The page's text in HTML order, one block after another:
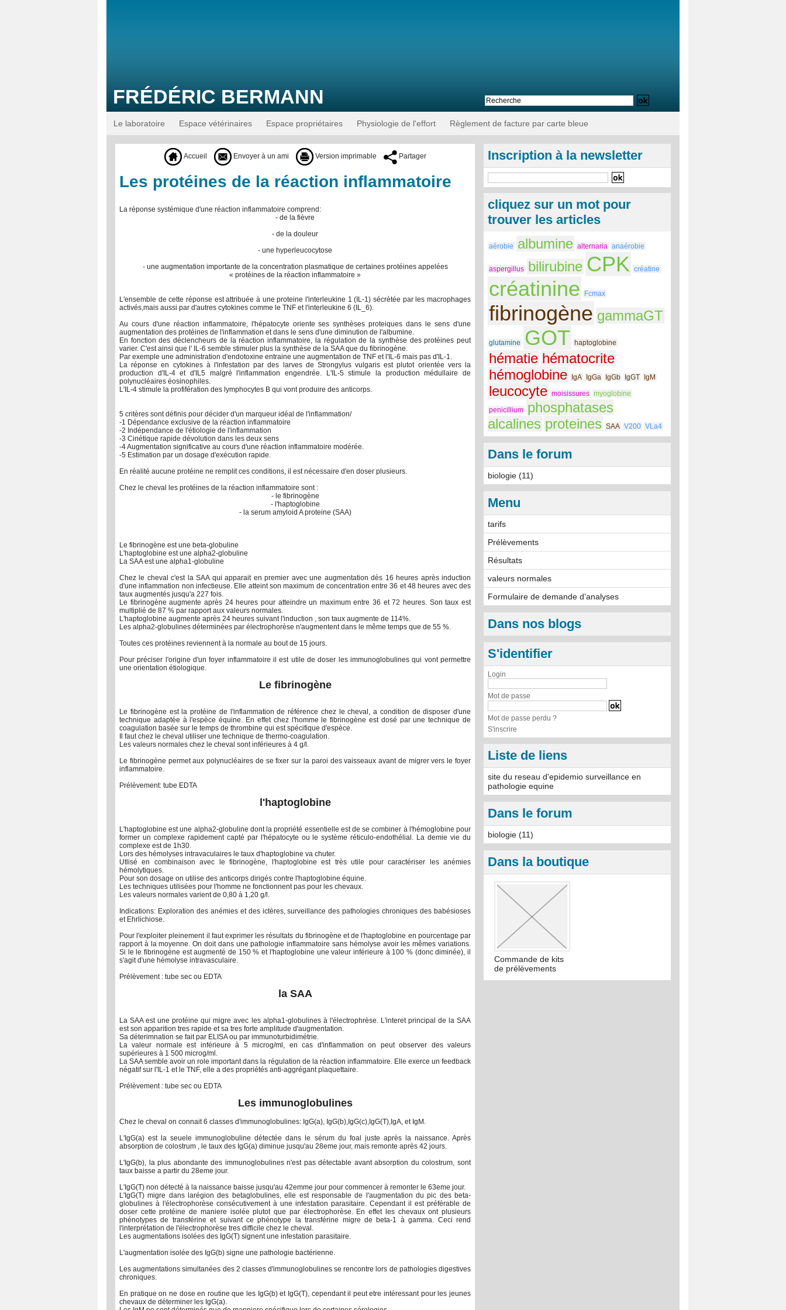
FRÉDÉRIC BERMANN
Le laboratoire Espace vétérinaires Espace propriétaires Physiologie de l'effort Règlement de facture par carte bleue
Accueil Envoyer à un ami Version imprimable Partager
Les protéines de la réaction inflammatoire
La réponse systémique d'une réaction inflammatoire comprend:
- de la fièvre
- de la douleur
- une hyperleucocytose
- une augmentation importante de la concentration plasmatique de certaines protéines appelées
« protéines de la réaction inflammatoire »
L'ensemble de cette réponse est attribuée à une proteine l'interleukine 1 (IL-1) sécrètée par les macrophages
activés,mais aussi par d'autres cytokines comme le TNF et l'interleukine 6 (IL_6).
Au cours d'une réaction inflammatoire, l'hépatocyte oriente ses synthèses proteiques dans le sens d'une
augmentation des protéines de l'inflammation et dans le sens d'une diminution de l'albumine.
En fonction des déclencheurs de la réaction inflammatoire, la régulation de la synthèse des protéines peut
varier. C'est ainsi que l' IL-6 semble stimuler plus la synthèse de la SAA que du fibrinogène.
Par exemple une administration d'endotoxine entraine une augmentation de TNF et l'IL-6 mais pas d'IL-1.
La réponse en cytokines à l'infestation par des larves de Strongylus vulgaris est plutot orientée vers la
production d'IL-4 et d'IL5 malgré l'inflammation engendrée. L'IL-5 stimule la production médullaire de
polynucléaires éosinophiles.
L'IL-4 stimule la profifération des lymphocytes B qui vont produire des anticorps.
5 critères sont définis pour décider d'un marqueur idéal de l'inflammation/
-1 Dépendance exclusive de la réaction inflammatoire
-2 Indépendance de l'étiologie de l'inflammation
-3 Cinétique rapide dévolution dans les deux sens
-4 Augmentation significative au cours d'une réaction inflammatoire modérée.
-5 Estimation par un dosage d'exécution rapide.
En réalité aucune protéine ne remplit ces conditions, il est nécessaire d'en doser plusieurs.
Chez le cheval les protéines de la réaction inflammatoire sont :
- le fibrinogène
- l'haptoglobine
- la serum amyloid A proteine (SAA)
Le fibrinogène est une beta-globuline
L'haptoglobine est une alpha2-globuline
La SAA est une alpha1-globuline
Chez le cheval c'est la SAA qui apparait en premier avec une augmentation dès 16 heures après induction
d'une inflammation non infectieuse. Elle atteint son maximum de concentration entre 36 et 48 heures avec des
taux augmentés jusqu'a 227 fois.
Le fibrinogène augmente après 24 heures pour atteindre un maximum entre 36 et 72 heures. Son taux est
multiplié de 87 % par rapport aux valeurs normales.
L'haptoglobine augmente après 24 heures suivant l'induction , son taux augmente de 114%.
Les alpha2-globulines déterminées par électrophorèse n'augmentent dans le même temps que de 55 %.
Toutes ces protéines reviennent à la normale au bout de 15 jours.
Pour préciser l'origine d'un foyer inflammatoire il est utile de doser les immunoglobulines qui vont permettre
une orientation étiologique.
Le fibrinogène
Le fibrinogène est la protéine de l'inflammation de référence chez le cheval, a condition de disposer d'une
technique adaptée à l'espèce équine. En effet chez l'homme le fibrinogène est dosé par une technique de
coagulation basée sur le temps de thrombine qui est spécifique d'espèce.
Il faut chez le cheval utiliser une technique de thermo-coagulation.
Les valeurs normales chez le cheval sont inférieures à 4 g/l.
Le fibrinogène permet aux polynucléaires de se fixer sur la paroi des vaisseaux avant de migrer vers le foyer
inflammatoire.
Prélèvement: tube EDTA
l'haptoglobine
L'haptoglobine est une alpha2-globuline dont la propriété essentielle est de se combiner à l'hémoglobine pour
former un complexe rapidement capté par l'hépatocyte ou le système réticulo-endothélial. La demie vie du
complexe est de 1h30.
Lors des hémolyses intravaculaires le taux d'haptoglobine va chuter.
Utlisé en combinaison avec le fibrinogène, l'haptoglobine est très utile pour caractériser les anémies
hémolytiques.
Pour son dosage on utilise des anticorps dirigés contre l'haptoglobine équine.
Les techniques utilisées pour l'homme ne fonctionnent pas pour les chevaux.
Les valeurs normales varient de 0,80 à 1,20 g/l.
Indications: Exploration des anémies et des ictères, surveillance des pathologies chroniques des babésioses
et Ehrlichiose.
Pour l'exploiter pleinement il faut exprimer les résultats du fibrinogène et de l'haptoglobine en pourcentage par
rapport à la moyenne. On doit dans une pathologie inflammatoire sans hémolyse avoir les mêmes variations.
Si le le fibrinogène est augmenté de 150 % et l'haptoglobine une valeur inférieure à 100 % (donc diminée), il
s'agit d'une hémolyse intravasculaire.
Prélèvement : tube sec ou EDTA
la SAA
La SAA est une protéine qui migre avec les alpha1-globulines à l'électrophrèse. L'interet principal de la SAA
est son apparition tres rapide et sa tres forte amplitude d'augmentation.
Sa déterimnation se fait par ELISA ou par immunoturbidimétrie.
La valeur normale est inférieure à 5 microg/ml, en cas d'inflammation on peut observer des valeurs
supérieures à 1 500 microg/ml.
La SAA semble avoir un role important dans la régulation de la réaction inflammatoire. Elle exerce un feedback
négatif sur l'IL-1 et le TNF, elle a des propriétés anti-aggrégant plaquettaire.
Prélèvement : tube sec ou EDTA
Les immunoglobulines
Chez le cheval on connait 6 classes d'immunoglobulines: IgG(a), IgG(b),IgG(c),IgG(T),IgA, et IgM.
L'IgG(a) est la seuele immunoglobuline détectée dans le sérum du foal juste après la naissance. Après
absorption de colostrum , le taux des IgG(a) diminue jusqu'au 28eme jour, mais remonte après 42 jours.
L'IgG(b), la plus abondante des immunoglobulines n'est pas détectable avant absorption du colostrum, sont
taux baisse a partir du 28eme jour.
L'IgG(T) non détecté à la naissance baisse jusqu'au 42emme jour pour commencer à remonter le 63eme jour.
L'IgG(T) migre dans larégion des betaglobulines, elle est responsable de l'augmentation du pic des beta-
globulines à l'électrophorèse consécutivement à une infestation parasitaire. Cependant il est préférable de
doser cette protéine de maniere isolée plutot que par électrophorèse. En effet les chevaux ont plusieurs
phénotypes de transférine et suivant ce phénotype la transférine migre de beta-1 à gamma. Ceci rend
l'interprétation de l'électrophorèse tres difficile chez le cheval.
Les augmentations isolées des IgG(T) signent une infestation parasitaire.
L'augmentation isolée des IgG(b) signe une pathologie bactérienne.
Les augmentations simultanées des 2 classes d'immunoglobulines se rencontre lors de pathologies digestives
chroniques.
En pratique on ne dose en routine que les IgG(b) et IgG(T), cependant il peut etre intéressant pour les jeunes
chevaux de déterminer les IgG(a).
Inscription à la newsletter
cliquez sur un mot pour
trouver les articles
aérobie albumine alternaria anaérobie
aspergillus bilirubine CPK créatine
créatinine Fcmax
fibrinogène gammaGT
glutamine GOT haptoglobine
hématie hématocrite
hémoglobine
IgA IgGa IgGb IgGT IgM
leucocyte moisissures myoglobine
penicillium phosphatases
alcalines proteines SAA V200 VLa4
Dans le forum
biologie (11)
Menu
tarifs
Prélèvements
Résultats
valeurs normales
Formulaire de demande d'analyses
Dans nos blogs
S'identifier
Login
Mot de passe
Mot de passe perdu ?
S'inscrire
Liste de liens
site du reseau d'epidemio surveillance en
pathologie equine
Dans le forum
biologie (11)
Dans la boutique
Commande de kits
de prélèvements